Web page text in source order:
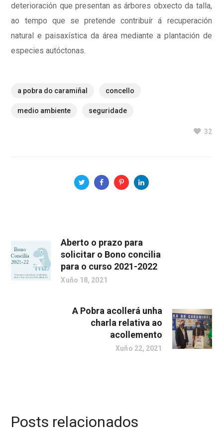
deterioración que presentan as árbores obxecto da talla,
ao tempo que se pretende contribuír á recuperación
natural e paisaxística da área mediante a plantación de
especies autóctonas.
a pobra do caramiñal concello
medio ambiente seguridade
32
Aberto o prazo para
solicitar o Bono concilia
para o curso 2021-2022
Xuño 18, 2021
A Pobra acollerá unha
charla relativa ao
acollemento
Xuño 22, 2021
Posts relacionados